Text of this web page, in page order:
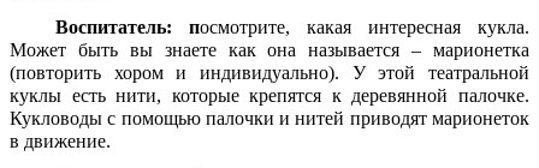
Воспитатель: посмотрите, какая интересная кукла.
Может быть вы знаете как она называется – марионетка
(повторить хором и индивидуально). У этой театральной
куклы есть нити, которые крепятся к деревянной палочке.
Кукловоды с помощью палочки и нитей приводят марионеток
в движение.